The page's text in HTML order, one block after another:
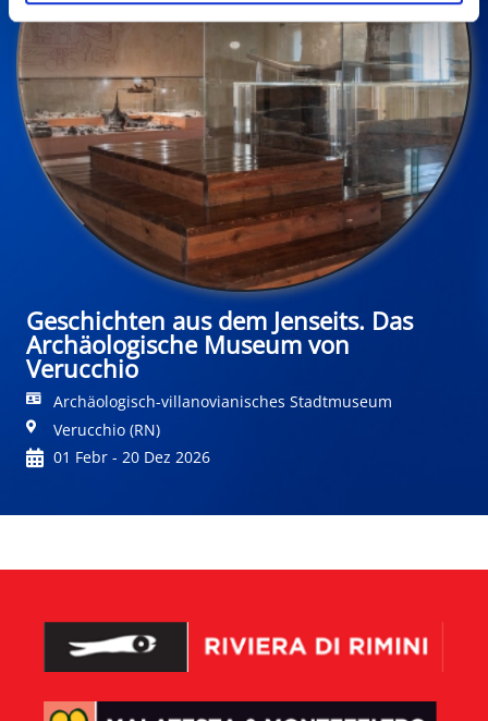
Geschichten aus dem Jenseits. Das
Archäologische Museum von
Verucchio
Archäologisch-villanovianisches Stadtmuseum
Verucchio (RN)
01 Febr - 20 Dez 2026